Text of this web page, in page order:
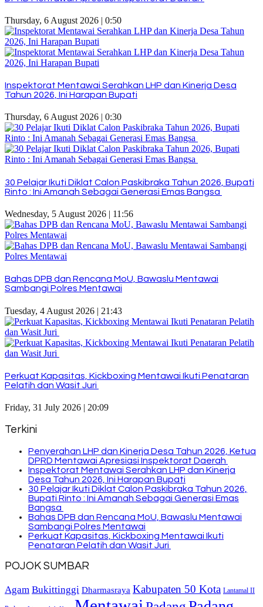
Thursday, 6 August 2026 | 0:50
Inspektorat Mentawai Serahkan LHP dan Kinerja Desa
Tahun 2026, Ini Harapan Bupati
Thursday, 6 August 2026 | 0:30
30 Pelajar Ikuti Diklat Calon Paskibraka Tahun 2026, Bupati
Rinto : Ini Amanah Sebagai Generasi Emas Bangsa
Wednesday, 5 August 2026 | 11:56
Bahas DPB dan Rencana MoU, Bawaslu Mentawai
Sambangi Polres Mentawai
Tuesday, 4 August 2026 | 21:43
Perkuat Kapasitas, Kickboxing Mentawai Ikuti Penataran
Pelatih dan Wasit Juri
Friday, 31 July 2026 | 20:09
Terkini
Penyerahan LHP dan Kinerja Desa Tahun 2026, Ketua
DPRD Mentawai Apresiasi Inspektorat Daerah
Inspektorat Mentawai Serahkan LHP dan Kinerja
Desa Tahun 2026, Ini Harapan Bupati
30 Pelajar Ikuti Diklat Calon Paskibraka Tahun 2026,
Bupati Rinto : Ini Amanah Sebagai Generasi Emas
Bangsa
Bahas DPB dan Rencana MoU, Bawaslu Mentawai
Sambangi Polres Mentawai
Perkuat Kapasitas, Kickboxing Mentawai Ikuti
Penataran Pelatih dan Wasit Juri
POJOK SUMBAR
Agam Bukittinggi Dharmasraya Kabupaten 50 Kota Lantamal II